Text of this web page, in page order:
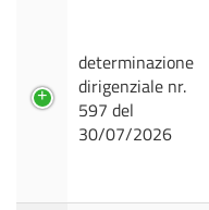
determinazione
dirigenziale nr.
597 del
30/07/2026